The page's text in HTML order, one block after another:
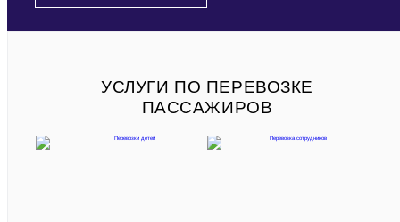
УСЛУГИ ПО ПЕРЕВОЗКЕ
ПАССАЖИРОВ